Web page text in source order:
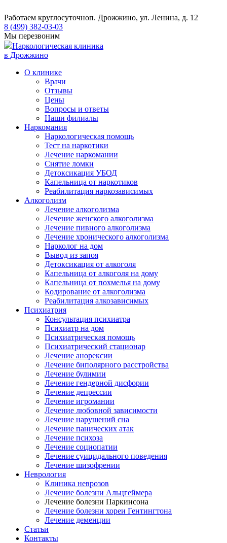
Работаем круглосуточноп. Дрожжино, ул. Ленина, д. 12
8 (499) 382-03-03
Мы перезвоним
Наркологическая клиника
в Дрожжино
О клинике
Врачи
Отзывы
Цены
Вопросы и ответы
Наши филиалы
Наркомания
Наркологическая помощь
Тест на наркотики
Лечение наркомании
Снятие ломки
​​Детоксикация УБОД
Капельница от наркотиков
Реабилитация наркозависимых
Алкоголизм
Лечение алкоголизма
Лечение женского алкоголизма
Лечение пивного алкоголизма
Лечение хронического алкоголизма
Нарколог на дом
Вывод из запоя
Детоксикация от алкоголя
Капельница от алкоголя на дому
Капельница от похмелья на дому
Кодирование от алкоголизма
Реабилитация алкозависимых
Психиатрия
Консультация психиатра
Психиатр на дом
Психиатрическая помощь
Психиатрический стационар
Лечение анорексии
Лечение биполярного расстройства
Лечение булимии
Лечение гендерной дисфории
Лечение депрессии
Лечение игромании
Лечение любовной зависимости
Лечение нарушений сна
Лечение панических атак
Лечение психоза
Лечение социопатии
Лечение суицидального поведения
Лечение шизофрении
Неврология
Клиника неврозов
Лечение болезни Альцгеймера
Лечение болезни Паркинсона
Лечение болезни хореи Гентингтона
Лечение деменции
Статьи
Контакты